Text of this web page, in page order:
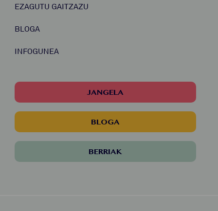
EZAGUTU GAITZAZU
BLOGA
INFOGUNEA
JANGELA
BLOGA
BERRIAK